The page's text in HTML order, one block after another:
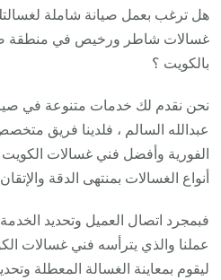
هل ترغب بعمل صيانة شاملة
غسالات شاطر ورخيص في منطقة
بالكويت ؟
نحن نقدم لك خدمات متنوعة في
عبدالله السالم ، فلدينا فريق
الفورية وأفضل فني غسالات
أنواع الغسالات بمنتهى الدقة
فبمجرد اتصال العميل وتحديد
عملنا والذي يترأسه فني غسالات
ليقوم بمعاينة الغسالة المعطلة